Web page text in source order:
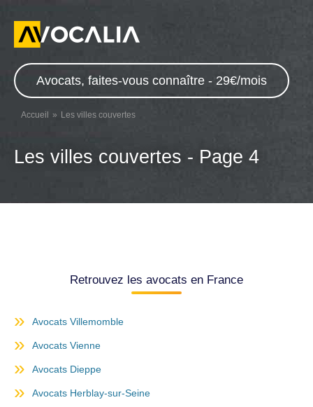
Avocats, faites-vous connaître - 29€/mois
Accueil Les villes couvertes
Les villes couvertes - Page 4
Retrouvez les avocats en France
Avocats Villemomble
Avocats Vienne
Avocats Dieppe
Avocats Herblay-sur-Seine